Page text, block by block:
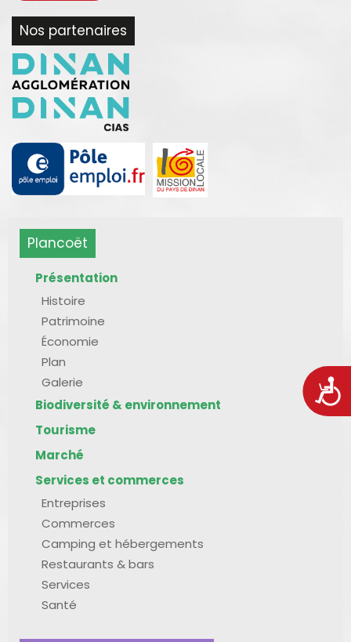
Nos partenaires
Plancoët
Présentation
Histoire
Patrimoine
Économie
Plan
Galerie
Biodiversité & environnement
Tourisme
Marché
Services et commerces
Entreprises
Commerces
Camping et hébergements
Restaurants & bars
Services
Santé